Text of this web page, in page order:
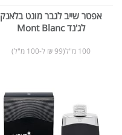
אפטר שייב לגבר מונט בלאנק
לג'נד Mont Blanc
100 מ"ל(99 ₪ ל-100 מ"ל)